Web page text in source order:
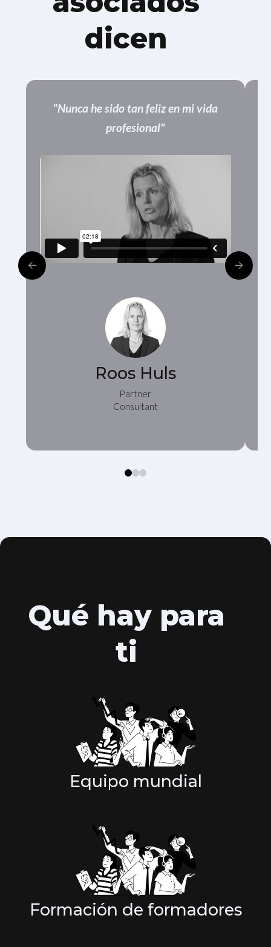
dicen
"Nunca he sido tan feliz en mi vida
profesional"
Roos Huls
Partner
Consultant
012
Qué hay para
ti
Equipo mundial
Formación de formadores